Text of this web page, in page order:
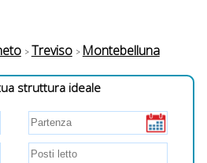
Treviso Montebelluna
struttura ideale